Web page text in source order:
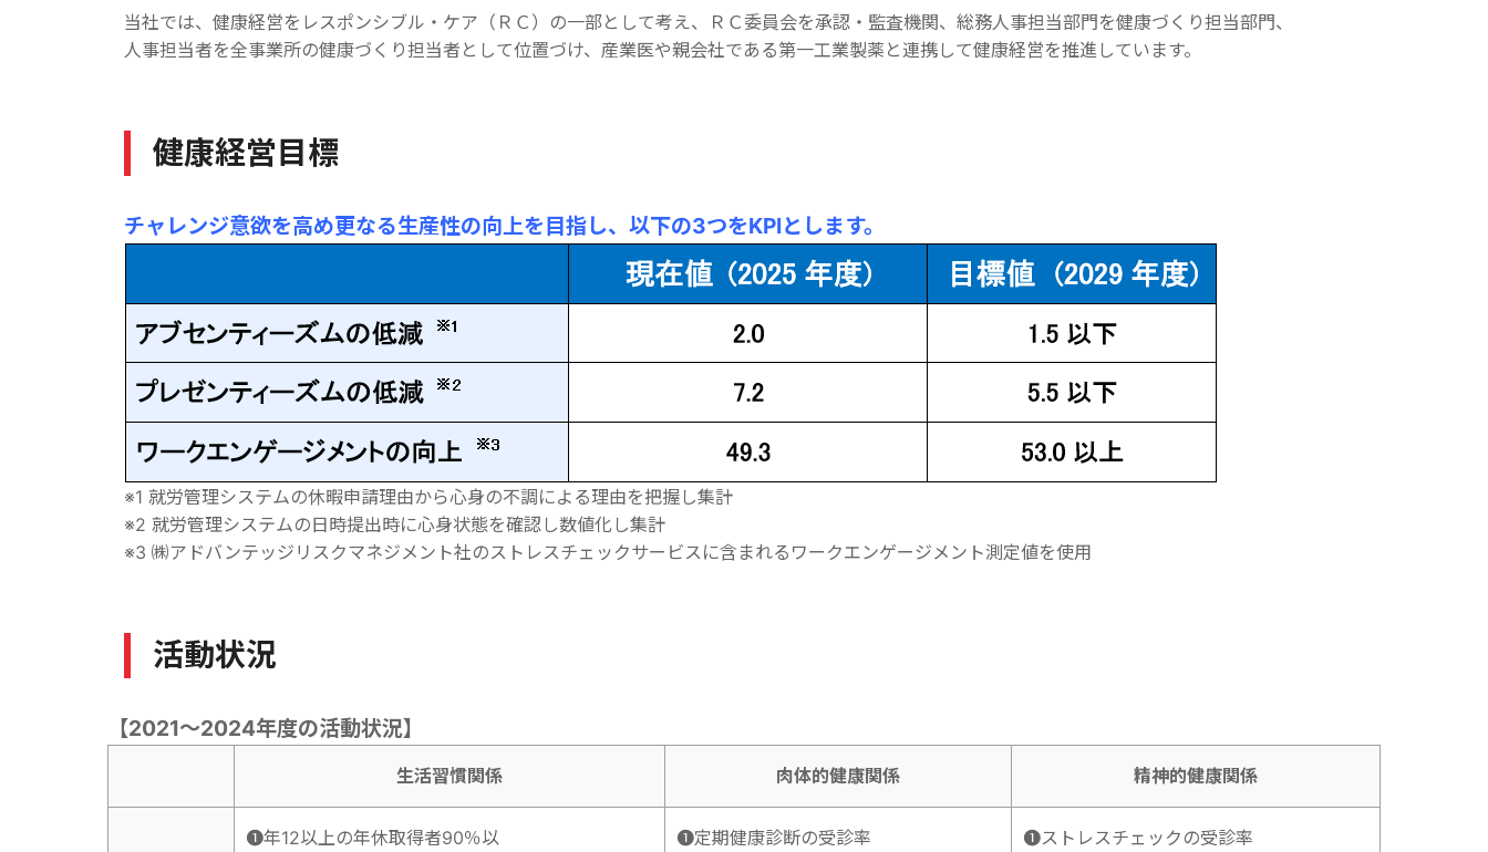
当社では、健康経営をレスポンシブル・ケア（ＲＣ）の一部として考え、ＲＣ委員会を承認・監査機関、総務人事担当部門を健康づくり担当部門、
人事担当者を全事業所の健康づくり担当者として位置づけ、産業医や親会社である第一工業製薬と連携して健康経営を推進しています。
健康経営目標
チャレンジ意欲を高め更なる生産性の向上を目指し、以下の3つをKPIとします。
※1 就労管理システムの休暇申請理由から心身の不調による理由を把握し集計
※2 就労管理システムの日時提出時に心身状態を確認し数値化し集計
※3 ㈱アドバンテッジリスクマネジメント社のストレスチェックサービスに含まれるワークエンゲージメント測定値を使用
活動状況
【2021～2024年度の活動状況】
生活習慣関係 肉体的健康関係 精神的健康関係
➊年12以上の年休取得者90％以
➊定期健康診断の受診率
➊ストレスチェックの受診率